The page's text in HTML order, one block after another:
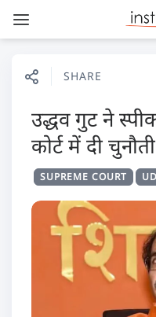
SHARE
उद्धव गुट ने
कोर्ट में दी चुनौती
SUPREME COURT